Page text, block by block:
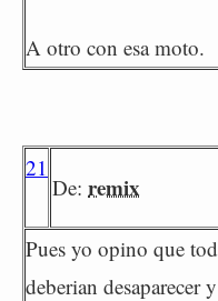
A otro con esa moto.
21
De: remix
Pues yo opino que
deberian desaparecer